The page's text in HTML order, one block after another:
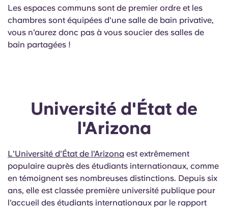
Les espaces communs sont de premier ordre et les
chambres sont équipées d'une salle de bain privative,
vous n'aurez donc pas à vous soucier des salles de
bain partagées !
Université d'État de
l'Arizona
L'Université d'État de l'Arizona est extrêmement
populaire auprès des étudiants internationaux, comme
en témoignent ses nombreuses distinctions. Depuis six
ans, elle est classée première université publique pour
l'accueil des étudiants internationaux par le rapport